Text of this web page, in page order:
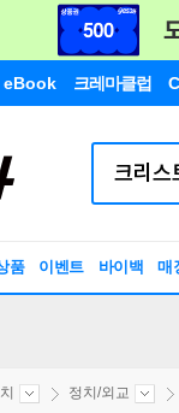
eBook 크레마클럽
품 이벤트 바이백 매
정치/외교